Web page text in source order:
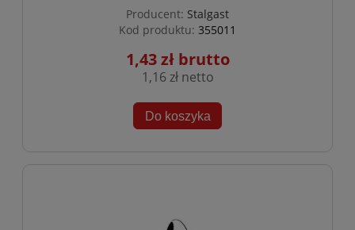
Producent: Stalgast
Kod produktu: 355011
1,43 zł
1,16 zł
Do koszyka